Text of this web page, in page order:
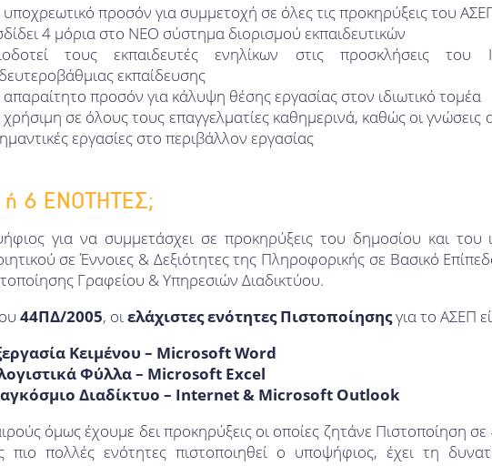
υποχρεωτικό προσόν για συμμετοχή σε όλες τις προκηρύξεις του
4 μόρια στο ΝΕΟ σύστημα διορισμού εκπαιδευτικών
τους εκπαιδευτές ενηλίκων στις προσκλήσεις
εκπαίδευσης
απαραίτητο προσόν για κάλυψη θέσης εργασίας στον ιδιωτικό τομέα
χρήσιμη σε όλους τους επαγγελματίες καθημερινά, καθώς οι γνώσεις
εργασίες στο περιβάλλον εργασίας
ή 6 ΕΝΟΤΗΤΕΣ;
για να συμμετάσχει σε προκηρύξεις του δημοσίου και του
σε Έννοιες & Δεξιότητες της Πληροφορικής σε Βασικό
Γραφείου & Υπηρεσιών Διαδικτύου.
44ΠΔ/2005, οιελάχιστες ενότητες Πιστοποίησηςγια το ΑΣΕΠ
Κειμένου – Microsoft Word
Φύλλα – Microsoft Excel
Διαδίκτυο – Internet & Microsoft Outlook
όμως έχουμε δει προκηρύξεις οι οποίες ζητάνε Πιστοποίηση
πιο πολλές ενότητες πιστοποιηθεί ο υποψήφιος, έχει τη